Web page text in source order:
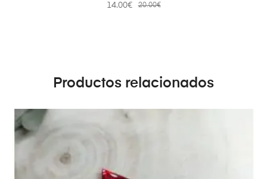
20.00€
14.00€
Productos relacionados